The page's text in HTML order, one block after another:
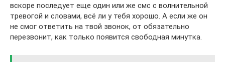
вскоре последует еще один или же смс с волнительной
тревогой и словами, всё ли у тебя хорошо. А если же он
не смог ответить на твой звонок, от обязательно
перезвонит, как только появится свободная минутка.